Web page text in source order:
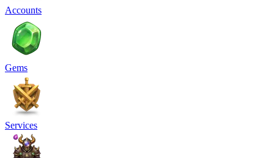
Accounts
Gems
Services